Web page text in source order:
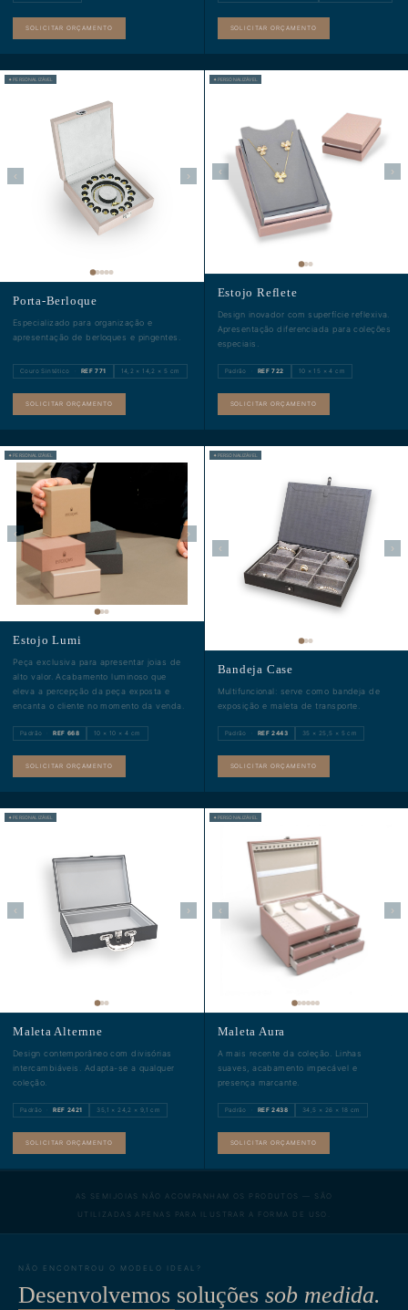
SOLICITAR ORÇAMENTO SOLICITAR ORÇAMENTO
✦ PERSONALIZÁVEL
‹ ›
Porta-Berloque
Especializado para organização e
apresentação de berloques e pingentes.
Couro Sintético · REF 771 14,2 × 14,2 × 5 cm
SOLICITAR ORÇAMENTO
✦ PERSONALIZÁVEL
‹ ›
Estojo Reflete
Design inovador com superfície reflexiva.
Apresentação diferenciada para coleções
especiais.
Padrão · REF 722 10 × 15 × 4 cm
SOLICITAR ORÇAMENTO
✦ PERSONALIZÁVEL
‹ ›
Estojo Lumi
Peça exclusiva para apresentar joias de
alto valor. Acabamento luminoso que
eleva a percepção da peça exposta e
encanta o cliente no momento da venda.
Padrão ·REF 668 10 × 10 × 4 cm
SOLICITAR ORÇAMENTO
✦ PERSONALIZÁVEL
‹ ›
Bandeja Case
Multifuncional: serve como bandeja de
exposição e maleta de transporte.
Padrão · REF 2443 35 × 25,5 × 5 cm
SOLICITAR ORÇAMENTO
✦ PERSONALIZÁVEL
‹ ›
Maleta Alternne
Design contemporâneo com divisórias
intercambiáveis. Adapta-se a qualquer
coleção.
Padrão ·REF 2421 35,1 × 24,2 × 9,1 cm
SOLICITAR ORÇAMENTO
✦ PERSONALIZÁVEL
‹ ›
Maleta Aura
A mais recente da coleção. Linhas
suaves, acabamento impecável e
presença marcante.
Padrão · REF 2438 34,5 × 26 × 18 cm
SOLICITAR ORÇAMENTO
AS SEMIJOIAS NÃO ACOMPANHAM OS PRODUTOS — SÃO
UTILIZADAS APENAS PARA ILUSTRAR A FORMA DE USO.
NÃO ENCONTROU O MODELO IDEAL?
Desenvolvemos soluções sob medida.